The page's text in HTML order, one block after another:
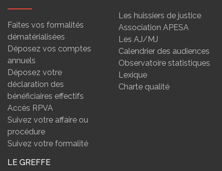
Faites vos formalités
dématérialisées
Déposez vos comptes
annuels
Déposez votre
déclaration des
bénéficiaires effectifs
Accès RPVA
Suivez votre affaire ou
procédure
Suivez votre formalité
Les huissiers de justice
Association APESA
Les AJ/MJ
Calendrier des audiences
Observatoire statistiques
Lexique
Charte qualité
LE GREFFE